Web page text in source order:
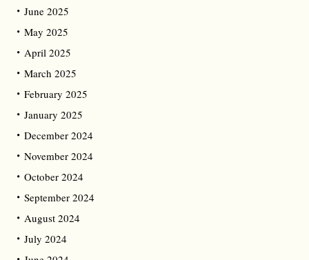
June 2025
May 2025
April 2025
March 2025
February 2025
January 2025
December 2024
November 2024
October 2024
September 2024
August 2024
July 2024